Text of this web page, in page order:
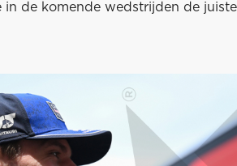
de komende wedstrijden de